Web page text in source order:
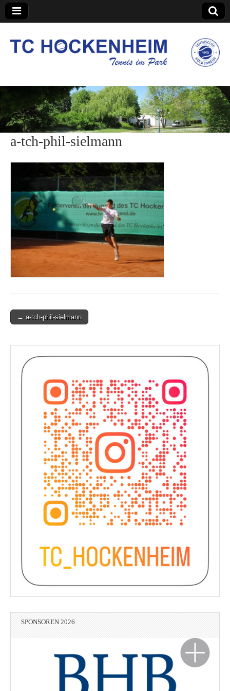
TC Hockenheim
a-tch-phil-sielmann
Post← a-tch-phil-sielmann
SPONSOREN 2026